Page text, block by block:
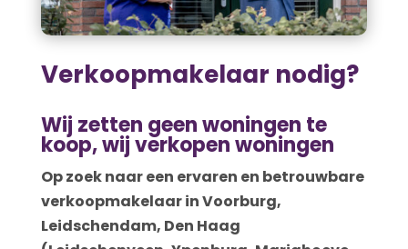
Verkoopmakelaar nodig?
Wij zetten geen woningen te
koop, wij verkopen woningen
Op zoek naar een ervaren en betrouwbare
verkoopmakelaar in Voorburg,
Leidschendam, Den Haag